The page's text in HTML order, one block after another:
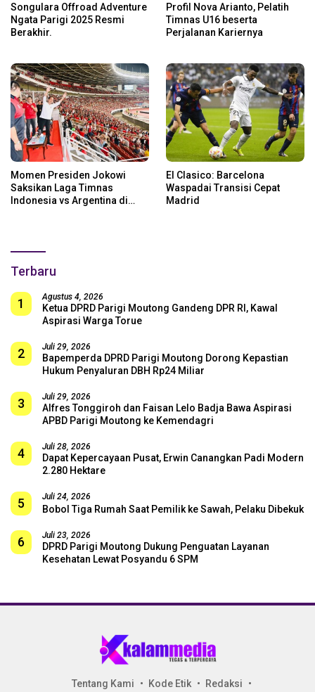
Songulara Offroad Adventure
Ngata Parigi 2025 Resmi
Berakhir.
Profil Nova Arianto, Pelatih
Timnas U16 beserta
Perjalanan Kariernya
Momen Presiden Jokowi
Saksikan Laga Timnas
Indonesia vs Argentina di
El Clasico: Barcelona
Waspadai Transisi Cepat
Madrid
Terbaru
1 Agustus 4, 2026
Ketua DPRD Parigi Moutong Gandeng DPR RI, Kawal
Aspirasi Warga Torue
2 Juli 29, 2026
Bapemperda DPRD Parigi Moutong Dorong Kepastian
Hukum Penyaluran DBH Rp24 Miliar
3 Juli 29, 2026
Alfres Tonggiroh dan Faisan Lelo Badja Bawa Aspirasi
APBD Parigi Moutong ke Kemendagri
4 Juli 28, 2026
Dapat Kepercayaan Pusat, Erwin Canangkan Padi Modern
2.280 Hektare
5 Juli 24, 2026
Bobol Tiga Rumah Saat Pemilik ke Sawah, Pelaku Dibekuk
6 Juli 23, 2026
DPRD Parigi Moutong Dukung Penguatan Layanan
Kesehatan Lewat Posyandu 6 SPM
Tentang Kami Kode Etik Redaksi